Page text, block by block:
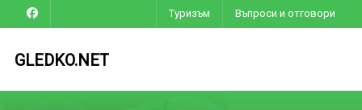
Туризъм Въпроси и отговори
GLEDKO.NET